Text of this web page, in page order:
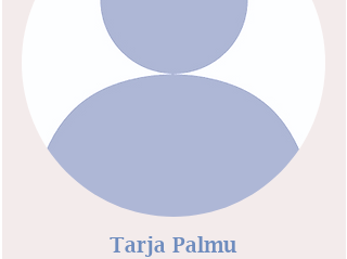
Tarja Palmu